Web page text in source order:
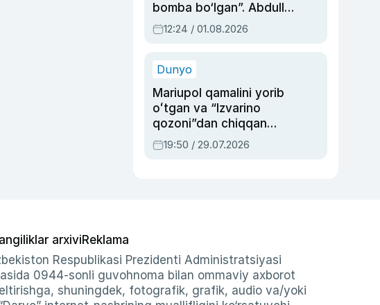
bomba bo‘lgan”. Abdulla
Oripovni siyosiy
ayblovlardan asrab
12:24 / 01.08.2026
Dunyo
Mariupol qamalini yorib
oʻtgan va “Izvarino
qozoni”dan chiqqan
qahramon — Ukraina
armiyasi bosh
19:50 / 29.07.2026
arxiviReklama
Respublikasi Prezidenti Administratsiyasi
0944-sonli guvohnoma bilan ommaviy axborot
shuningdek, fotografik, grafik, audio va/yoki